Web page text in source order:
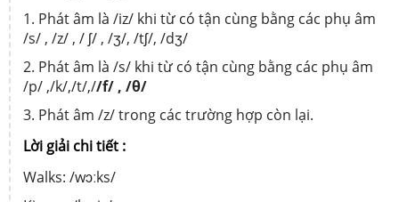
1. Phát âm là /iz/ khi từ có tận cùng bằng các phụ âm
/s/ , /z/ , / ʃ/ , /ʒ/, /tʃ/, /dʒ/
2. Phát âm là /s/ khi từ có tận cùng bằng các phụ âm
/p/ ,/k/,/t/,//f/ , /θ/
3. Phát âm /z/ trong các trường hợp còn lại.
Lời giải chi tiết :
Walks: /wɔːks/